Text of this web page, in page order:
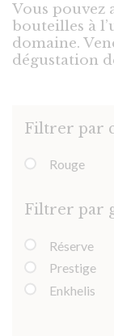
Vous pouvez
bouteilles à
domaine.
dégustation
Filtrer par
Rouge
Filtrer par
Réserve
Prestige
Enkhelis